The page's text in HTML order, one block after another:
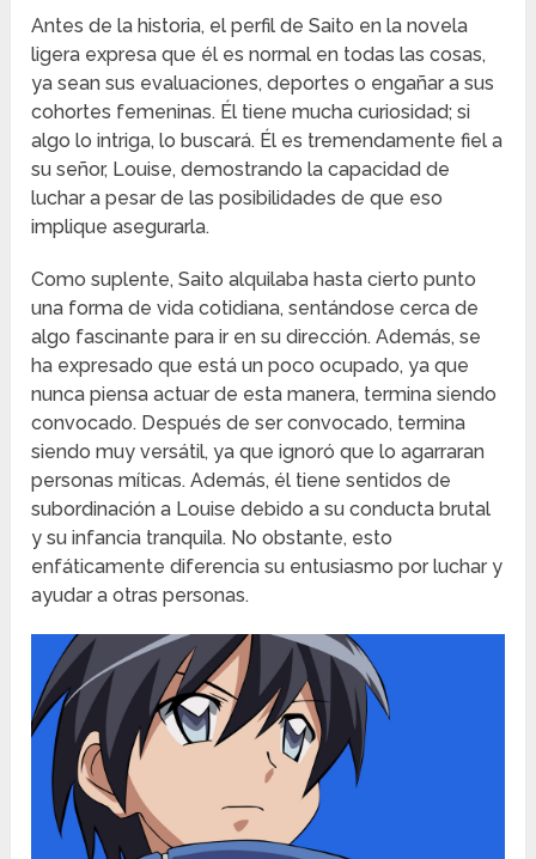
Antes de la historia, el perfil de Saito en la novela
ligera expresa que él es normal en todas las cosas,
ya sean sus evaluaciones, deportes o engañar a sus
cohortes femeninas. Él tiene mucha curiosidad; si
algo lo intriga, lo buscará. Él es tremendamente fiel a
su señor, Louise, demostrando la capacidad de
luchar a pesar de las posibilidades de que eso
implique asegurarla.
Como suplente, Saito alquilaba hasta cierto punto
una forma de vida cotidiana, sentándose cerca de
algo fascinante para ir en su dirección. Además, se
ha expresado que está un poco ocupado, ya que
nunca piensa actuar de esta manera, termina siendo
convocado. Después de ser convocado, termina
siendo muy versátil, ya que ignoró que lo agarraran
personas míticas. Además, él tiene sentidos de
subordinación a Louise debido a su conducta brutal
y su infancia tranquila. No obstante, esto
enfáticamente diferencia su entusiasmo por luchar y
ayudar a otras personas.